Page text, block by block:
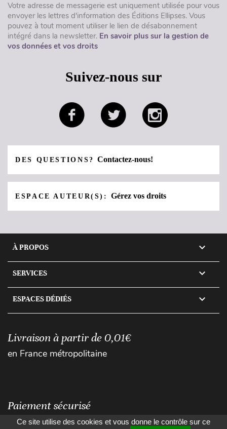
Votre adresse de messagerie est uniquement utilisée pour vous
envoyer les lettres d'information des Éditions Ellipses. Vous
pouvez à tout moment utiliser le lien de désabonnement
intégré dans la newsletter. En savoir plus sur la gestion de
vos données et vos droits
Suivez-nous sur
DES QUESTIONS?Contactez-nous!
ESPACE AUTEUR(S):Gérez vos droits
À PROPOS 
SERVICES 
ESPACES DÉDIÉS 
Livraison à partir de 0,01€
en France métropolitaine
Paiement sécurisé
Ce site utilise des cookies et vous donne le contrôle sur ce